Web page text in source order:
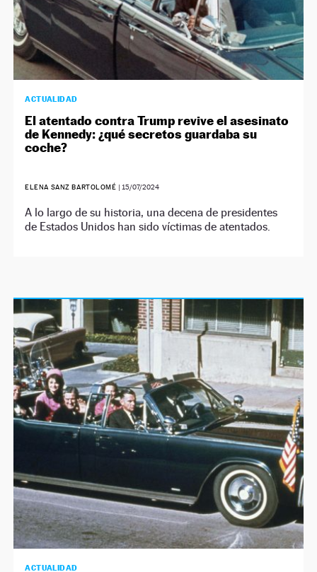
ACTUALIDAD
El atentado contra Trump revive el asesinato
de Kennedy: ¿qué secretos guardaba su
coche?
ELENA SANZ BARTOLOMÉ | 15/07/2024
A lo largo de su historia, una decena de presidentes
de Estados Unidos han sido víctimas de atentados.
ACTUALIDAD